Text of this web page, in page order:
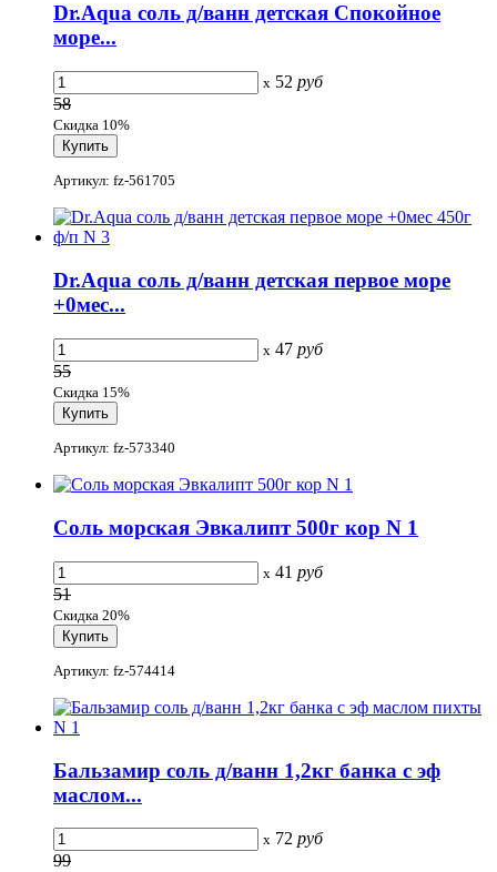
Dr.Aqua соль д/ванн детская Спокойное
море...
x 52 руб
58
Скидка 10%
Артикул: fz-561705
Dr.Aqua соль д/ванн детская первое море
+0мес...
x 47 руб
55
Скидка 15%
Артикул: fz-573340
Соль морская Эвкалипт 500г кор N 1
x 41 руб
51
Скидка 20%
Артикул: fz-574414
Бальзамир соль д/ванн 1,2кг банка с эф
маслом...
x 72 руб
99